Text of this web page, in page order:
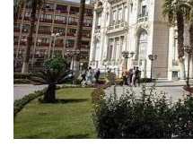
هيئة التدريس
الدراسات العليا
الخريجين